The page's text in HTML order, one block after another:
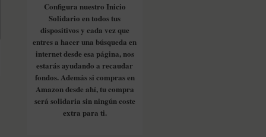
Configura nuestro Inicio
Solidario en todos tus
dispositivos y cada vez que
entres a hacer una búsqueda en
internet desde esa página, nos
estarás ayudando a recaudar
fondos. Además si compras en
Amazon desde ahí, tu compra
será solidaria sin ningún coste
extra para ti.